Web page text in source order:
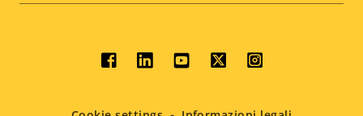
Social
menu